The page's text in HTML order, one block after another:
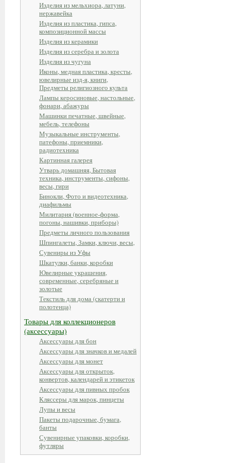
Изделия из мельхиора, латуни,
нержавейка
Изделия из пластика, гипса,
композиционной массы
Изделия из керамики
Изделия из серебра и золота
Изделия из чугуна
Иконы, медная пластика, кресты,
ювелирные изд-я, книги,
Предметы религиозного культа
Лампы керосиновые, настольные,
фонари, абажуры
Машинки печатные, швейные,
мебель, телефоны
Музыкальные инструменты,
патефоны, приемники,
радиотехника
Картинная галерея
Утварь домашняя, Бытовая
техника, инструменты, сифоны,
весы, гири
Бинокли, Фото и видеотехника,
диафильмы
Милитария (военное-форма,
погоны, нашивки, приборы)
Предметы личного пользования
Шпингалеты, Замки, ключи, весы,
Сувениры из Уфы
Шкатулки, банки, коробки
Ювелирные украшения,
современные, серебряные и
золотые
Текстиль для дома (скатерти и
полотенца)
Товары для коллекционеров
(аксессуары)
Аксессуары для бон
Аксессуары для значков и медалей
Аксессуары для монет
Аксессуары для открыток,
конвертов, календарей и этикеток
Аксессуары для пивных пробок
Кляссеры для марок, пинцеты
Лупы и весы
Пакеты подарочные, бумага,
банты
Сувенирные упаковки, коробки,
футляры